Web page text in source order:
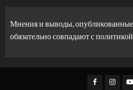
Мнения и выводы, опубликованные
обязательно совпадают с
Facebook